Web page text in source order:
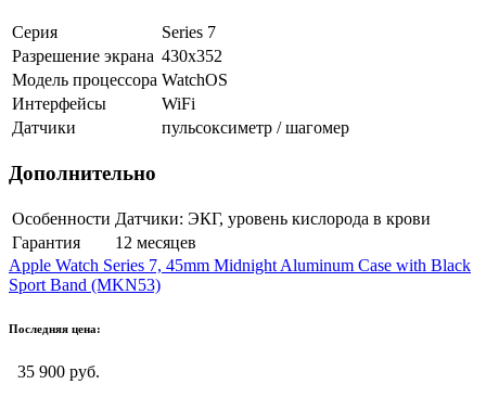
Серия
Series 7
Разрешение экрана 430x352
Модель процессора WatchOS
Интерфейсы
WiFi
Датчики
пульсоксиметр / шагомер
Дополнительно
Особенности Датчики: ЭКГ, уровень кислорода в крови
Гарантия
12 месяцев
Apple Watch Series 7, 45mm Midnight Aluminum Case with Black
Sport Band (MKN53)
Последняя цена:
35 900 руб.